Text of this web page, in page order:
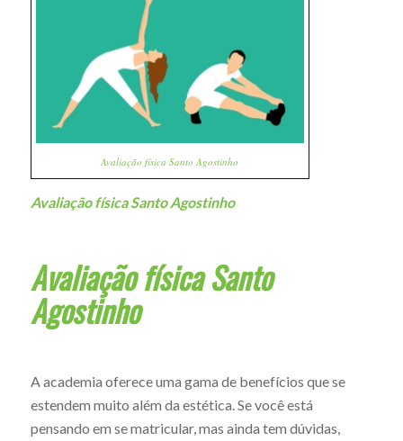
Avaliação física Santo Agostinho
Avaliação física Santo Agostinho
Avaliação física Santo
Agostinho
A academia oferece uma gama de benefícios que se
estendem muito além da estética. Se você está
pensando em se matricular, mas ainda tem dúvidas,